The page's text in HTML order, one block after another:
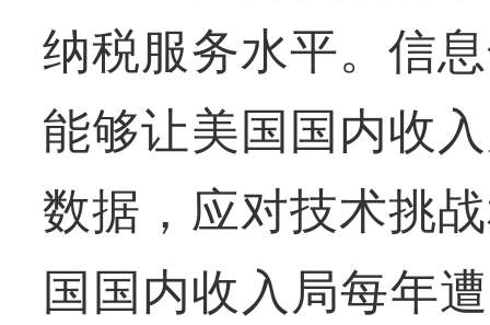
纳税服务水平。信
能够让美国国内收
数据，应对技术挑
国国内收入局每年